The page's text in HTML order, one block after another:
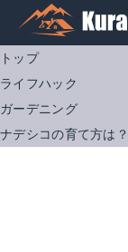
トップ
ライフハック
ガーデニング
ナデシコの育て方は